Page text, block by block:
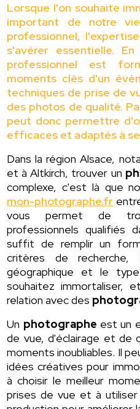
Lorsque l'on souhaite
important de notre
professionnel,
s'avérer essentielle.
professionnel est
moments clés d'un
techniques de prise de
des photos de qualité.
peut donc permettre
efficaces et adaptés à
Dans la région Alsace,
et à Altkirch, trouver un
complexe, c'est là que
mon-photographe.fr
vous permet de
professionnels qualifiés
suffit de remplir un
critères de
géographique et le
souhaitez immortaliser,
relation avec des
Un photographe est un
de vue, d'éclairage et de
moments inoubliables. Il
idées créatives pour
à choisir le meilleur
prises de vue et à